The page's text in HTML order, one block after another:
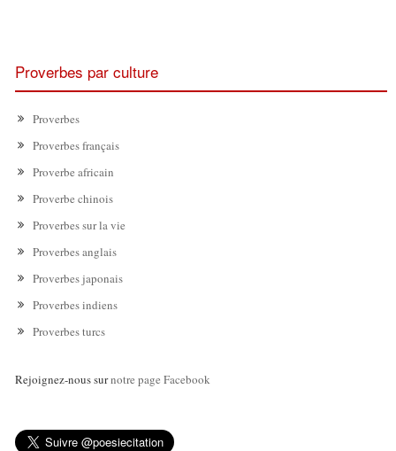
Proverbes par culture
Proverbes
Proverbes français
Proverbe africain
Proverbe chinois
Proverbes sur la vie
Proverbes anglais
Proverbes japonais
Proverbes indiens
Proverbes turcs
Rejoignez-nous surnotre page Facebook